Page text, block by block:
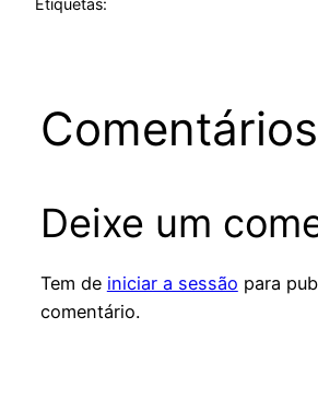
Etiquetas:
Comentários
Deixe um
Tem de iniciar a sessão para
comentário.